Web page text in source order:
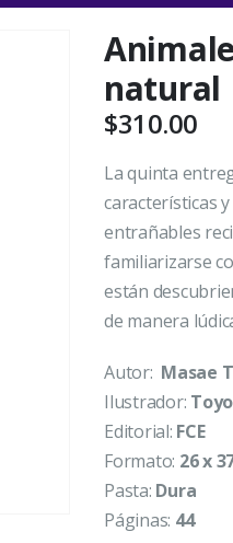
natural
$310.00
La quinta
características
entrañables
familiarizarse
están
de manera
Autor: Masae
Ilustrador:
Editorial: FCE
Formato: 26 x
Pasta: Dura
Páginas: 44